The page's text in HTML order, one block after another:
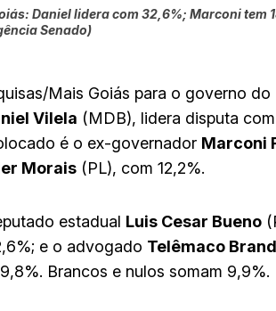
Daniel lidera com 32,6%; Marconi tem
Senado)
Mais Goiás para o governo
Vilela (MDB), lidera disputa
é o ex-governador Marconi
Morais (PL), com 12,2%.
estadual Luis Cesar Bueno
e o advogado Telêmaco
Brancos e nulos somam 9,9%.